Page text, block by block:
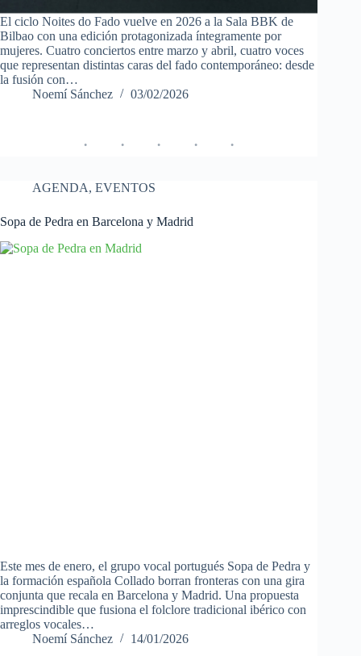
El ciclo Noites do Fado vuelve en 2026 a la Sala BBK de
Bilbao con una edición protagonizada íntegramente por
mujeres. Cuatro conciertos entre marzo y abril, cuatro voces
que representan distintas caras del fado contemporáneo: desde
la fusión con…
Noemí Sánchez
03/02/2026
AGENDA, EVENTOS
Sopa de Pedra en Barcelona y Madrid
Este mes de enero, el grupo vocal portugués Sopa de Pedra y
la formación española Collado borran fronteras con una gira
conjunta que recala en Barcelona y Madrid. Una propuesta
imprescindible que fusiona el folclore tradicional ibérico con
arreglos vocales…
Noemí Sánchez
14/01/2026